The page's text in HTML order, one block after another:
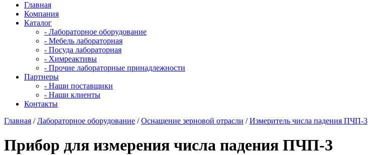
Главная
Компания
Каталог
- Лабораторное оборудование
- Мебель лабораторная
- Посуда лабораторная
- Химреактивы
- Прочие лабораторные принадлежности
Партнеры
- Наши поставщики
- Наши клиенты
Контакты
Главная /Лабораторное оборудование /Оснащение зерновой отрасли /Измеритель числа падения ПЧП-3
Прибор для измерения числа падения ПЧП-3